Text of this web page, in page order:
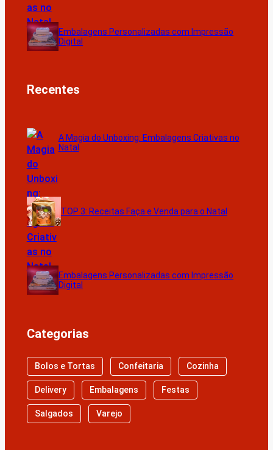
Embalagens Personalizadas com Impressão
Digital
Recentes
A Magia do Unboxing: Embalagens Criativas no
Natal
TOP 3: Receitas Faça e Venda para o Natal
Embalagens Personalizadas com Impressão
Digital
Categorias
Bolos e Tortas Confeitaria Cozinha
Delivery Embalagens Festas
Salgados Varejo